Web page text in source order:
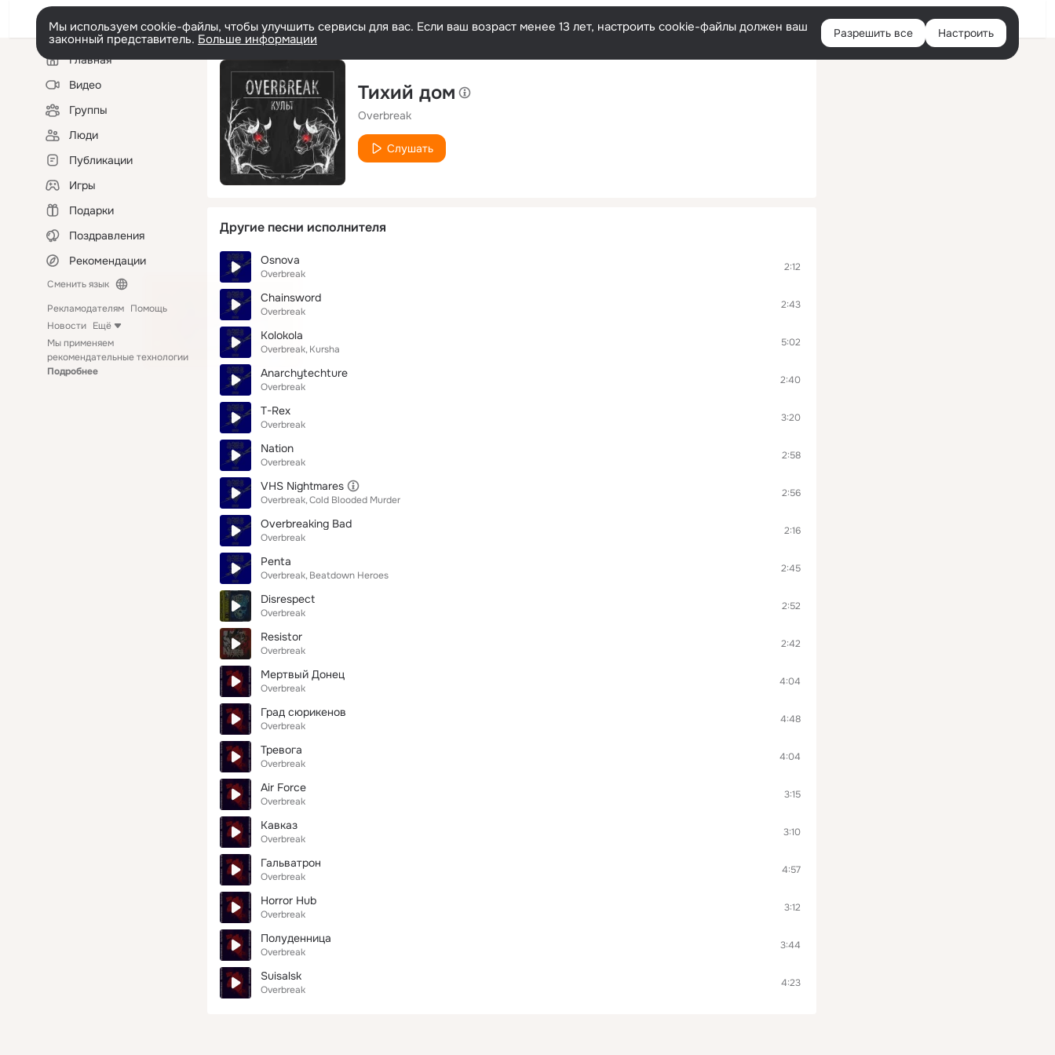
Войти
Мы используем cookie-файлы, чтобы улучшить сервисы для вас. Если ваш возраст менее 13 лет, настроить cookie-файлы должен ваш
законный представитель. Больше информации Разрешить все Настроить
Левая
колонкаГлавная
Видео
Группы
Люди
Публикации
Игры
Подарки
Поздравления
Рекомендации
Сменить язык
Рекламодателям Помощь
Новости Ещё
Мы применяем
рекомендательные технологии
Подробнее
Тихий дом
Overbreak
Слушать
Другие песни исполнителя
Osnova
Overbreak
2:12
Chainsword
Overbreak
2:43
Kolokola
Overbreak Kursha
5:02
Anarchytechture
Overbreak
2:40
T-Rex
Overbreak
3:20
Nation
Overbreak
2:58
VHS Nightmares
Overbreak Cold Blooded Murder
2:56
Overbreaking Bad
Overbreak
2:16
Penta
Overbreak Beatdown Heroes
2:45
Disrespect
Overbreak
2:52
Resistor
Overbreak
2:42
Мертвый Донец
Overbreak
4:04
Град сюрикенов
Overbreak
4:48
Тревога
Overbreak
4:04
Air Force
Overbreak
3:15
Кавказ
Overbreak
3:10
Гальватрон
Overbreak
4:57
Horror Hub
Overbreak
3:12
Полуденница
Overbreak
3:44
Suisalsk
Overbreak
4:23